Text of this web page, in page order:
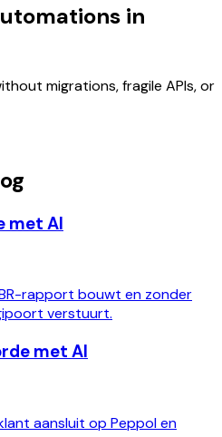
in
migrations, fragile APIs, or
met AI
rapport bouwt en zonder
verstuurt.
met AI
aansluit op Peppol en